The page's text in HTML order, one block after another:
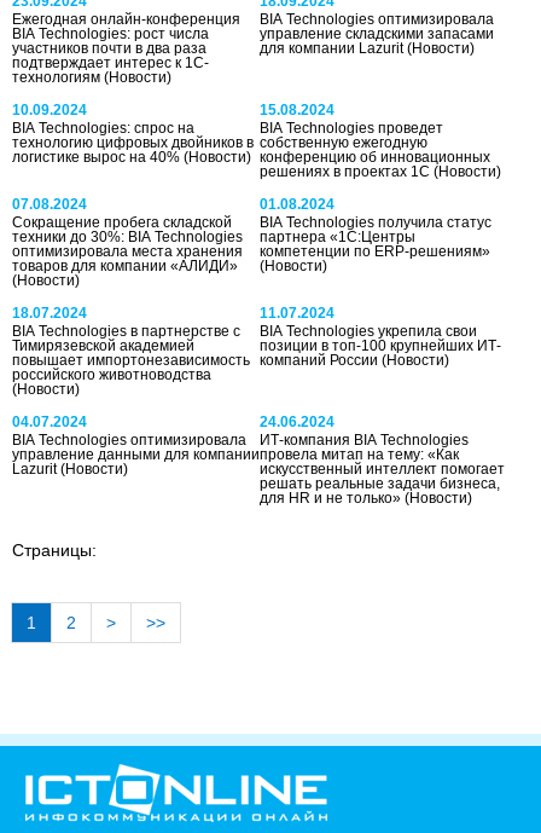
Ежегодная онлайн-конференция
BIA Technologies: рост числа
участников почти в два раза
подтверждает интерес к 1С-
технологиям (Новости)
BIA Technologies оптимизировала
управление складскими запасами
для компании Lazurit(Новости)
10.09.2024
BIA Technologies: спрос на
технологию цифровых двойников в
логистике вырос на 40% (Новости)
15.08.2024
BIA Technologies проведет
собственную ежегодную
конференцию об инновационных
решениях в проектах 1С(Новости)
07.08.2024
Сокращение пробега складской
техники до 30%: BIA Technologies
оптимизировала места хранения
товаров для компании «АЛИДИ»
(Новости)
01.08.2024
BIA Technologies получила статус
партнера «1С:Центры
компетенции по ERP-решениям»
(Новости)
18.07.2024
BIA Technologies в партнерстве с
Тимирязевской академией
повышает импортонезависимость
российского животноводства
(Новости)
11.07.2024
BIA Technologies укрепила свои
позиции в топ-100 крупнейших ИТ-
компаний России(Новости)
04.07.2024
BIA Technologies оптимизировала
управление данными для компании
Lazurit(Новости)
24.06.2024
ИТ-компания BIA Technologies
провела митап на тему: «Как
искусственный интеллект помогает
решать реальные задачи бизнеса,
для HR и не только»(Новости)
Страницы:
1 2 > >>